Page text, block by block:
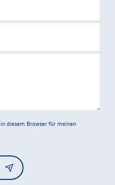
diesem Browser für meinen